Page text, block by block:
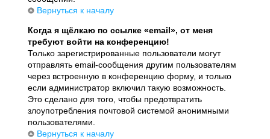
Вернуться к началу
Когда я щёлкаю по ссылке «email», от меня
требуют войти на конференцию!
Только зарегистрированные пользователи могут
отправлять email-сообщения другим пользователям
через встроенную в конференцию форму, и только
если администратор включил такую возможность.
Это сделано для того, чтобы предотвратить
злоупотребления почтовой системой анонимными
пользователями.
Вернуться к началу